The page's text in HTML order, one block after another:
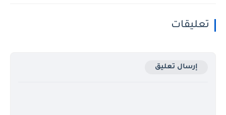
تعليقات
إرسال تعليق